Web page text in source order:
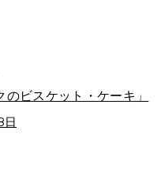
ビスケット・ケーキ」
日